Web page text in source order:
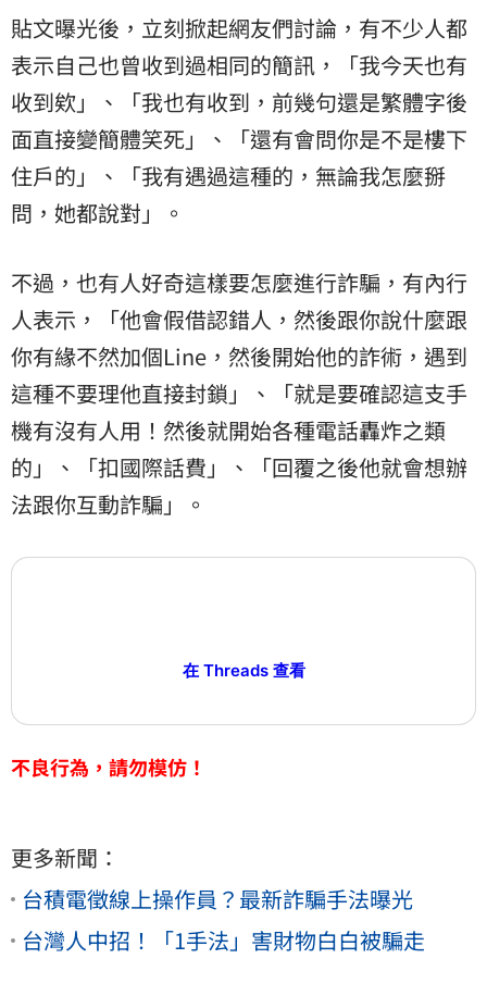
貼文曝光後，立刻掀起網友們討論，有不少人都
表示自己也曾收到過相同的簡訊，「我今天也有
收到欸」、「我也有收到，前幾句還是繁體字後
面直接變簡體笑死」、「還有會問你是不是樓下
住戶的」、「我有遇過這種的，無論我怎麼掰
問，她都說對」。
不過，也有人好奇這樣要怎麼進行詐騙，有內行
人表示，「他會假借認錯人，然後跟你說什麼跟
你有緣不然加個Line，然後開始他的詐術，遇到
這種不要理他直接封鎖」、「就是要確認這支手
機有沒有人用！然後就開始各種電話轟炸之類
的」、「扣國際話費」、「回覆之後他就會想辦
法跟你互動詐騙」。
在 Threads 查看
不良行為，請勿模仿！
更多新聞：
台積電徵線上操作員？最新詐騙手法曝光
台灣人中招！「1手法」害財物白白被騙走